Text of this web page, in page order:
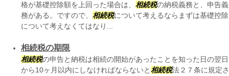
格が基礎控除額を上回った場合は、 相続税の納税義務と、申告義
務がある。ですので、 相続税について考えるならまずは基礎控除
について考えなくてはなり...
相続税の期限
相続税の申告と納税は相続の開始があったことを知った日の翌日
から10ヶ月以内にしなければならないと相続税法２７条に規定さ